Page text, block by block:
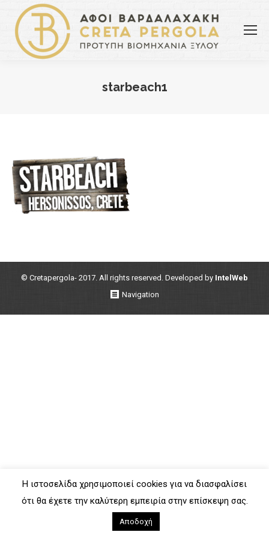
starbeach1
© Cretapergola- 2017. All rights reserved. Developed by IntelWeb
Navigation
Η ιστοσελίδα χρησιμοποιεί cookies για να διασφαλίσει
ότι θα έχετε την καλύτερη εμπειρία στην επίσκεψη σας.
Αποδοχή